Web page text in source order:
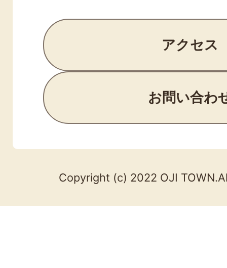
アクセス
お問い合わ
Copyright (c) 2022 OJI